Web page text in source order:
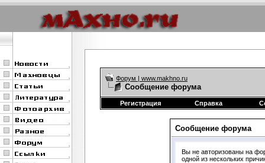
Форум | www.makhno.ru
Сообщение форума
Регистрация Справка
Сообщение форума
Вы не авторизованы на
одной из нескольких